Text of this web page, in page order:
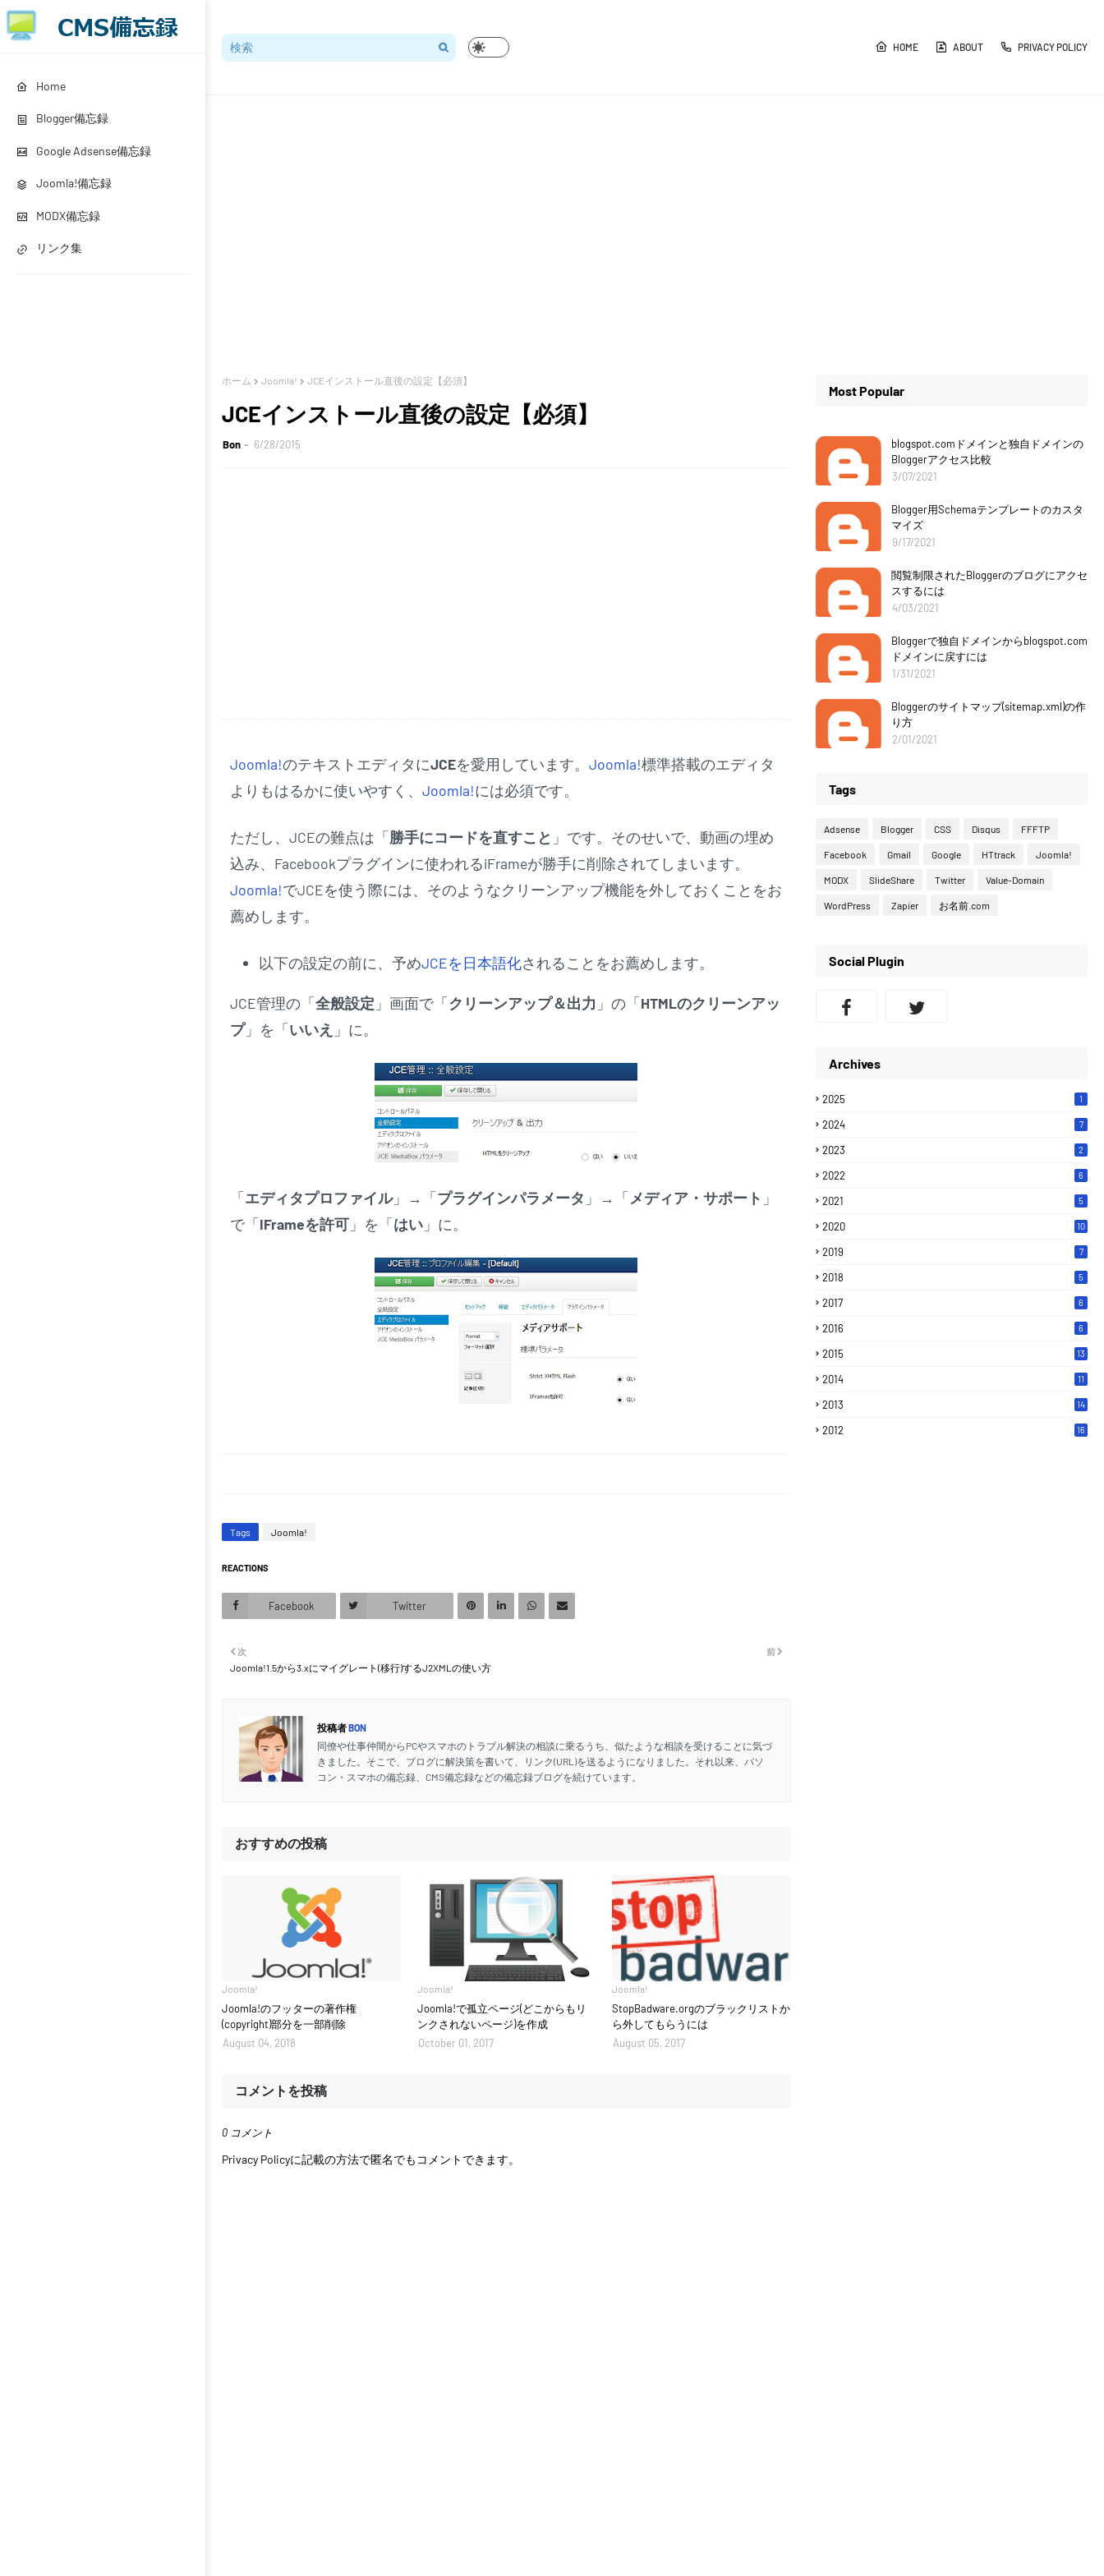
Home
Blogger備忘録
Google Adsense備忘録
Joomla!備忘録
MODX備忘録
リンク集
HOME ABOUT PRIVACY POLICY
ホーム Joomla! JCEインストール直後の設定【必須】
JCEインストール直後の設定【必須】
Bon 6/28/2015
Joomla!のテキストエディタにJCEを愛用しています。 Joomla!標準搭載のエディタ
よりもはるかに使いやすく、 Joomla!には必須です。
ただし、JCEの難点は「勝手にコードを直すこと 」です。そのせいで、動画の埋め
込み、Facebookプラグインに使われるiFrameが勝手に削除されてしまいます。
Joomla!でJCEを使う際には、そのようなクリーンアップ機能を外しておくことをお
薦めします。
以下の設定の前に、予めJCEを日本語化されることをお薦めします。
JCE管理の「全般設定 」画面で「クリーンアップ＆出力 」の「HTMLのクリーンアッ
プ」を「いいえ 」に。
「エディタプロファイル」→「プラグインパラメータ 」→「メディア・サポート 」
で「IFrameを許可 」を「はい 」に。
Tags Joomla!
REACTIONS
Facebook Twitter
前
次
Joomla!1.5から3.xにマイグレート(移行)するJ2XMLの使い方
投稿者BON
同僚や仕事仲間からPCやスマホのトラブル解決の相談に乗るうち、似たような相談を受けることに気づ
きました。そこで、ブログに解決策を書いて、リンク(URL)を送るようになりました。それ以来、パソ
コン・スマホの備忘録、CMS備忘録などの備忘録ブログを続けています。
おすすめの投稿
Joomla!
Joomla!のフッターの著作権
(copyright)部分を一部削除
August 04, 2018
Joomla!
Joomla!で孤立ページ(どこからもリ
ンクされないページ)を作成
October 01, 2017
Joomla!
StopBadware.orgのブラックリストか
ら外してもらうには
August 05, 2017
コメントを投稿
0 コメント
Privacy Policyに記載の方法で匿名でもコメントできます。
Most Popular
blogspot.comドメインと独自ドメインの
Bloggerアクセス比較
3/07/2021
Blogger用Schemaテンプレートのカスタ
マイズ
9/17/2021
閲覧制限されたBloggerのブログにアクセ
スするには
4/03/2021
Bloggerで独自ドメインからblogspot.com
ドメインに戻すには
1/31/2021
Bloggerのサイトマップ(sitemap.xml)の作
り方
2/01/2021
Tags
Adsense Blogger CSS Disqus FFFTP
Facebook Gmail Google HTtrack Joomla!
MODX SlideShare Twitter Value-Domain
WordPress Zapier お名前.com
Social Plugin
Archives
2025 1
2024 7
2023 2
2022 6
2021 5
2020 10
2019 7
2018 5
2017 6
2016 6
2015 13
2014 11
2013 14
2012 16